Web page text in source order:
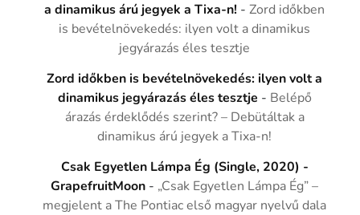
a dinamikus árú jegyek a Tixa-n! -Zord időkben
is bevételnövekedés: ilyen volt a dinamikus
jegyárazás éles tesztje
Zord időkben is bevételnövekedés: ilyen volt a
dinamikus jegyárazás éles tesztje - Belépő
árazás érdeklődés szerint? – Debütáltak a
dinamikus árú jegyek a Tixa-n!
Csak Egyetlen Lámpa Ég (Single, 2020) -
GrapefruitMoon - „Csak Egyetlen Lámpa Ég” –
megjelent a The Pontiac első magyar nyelvű dala